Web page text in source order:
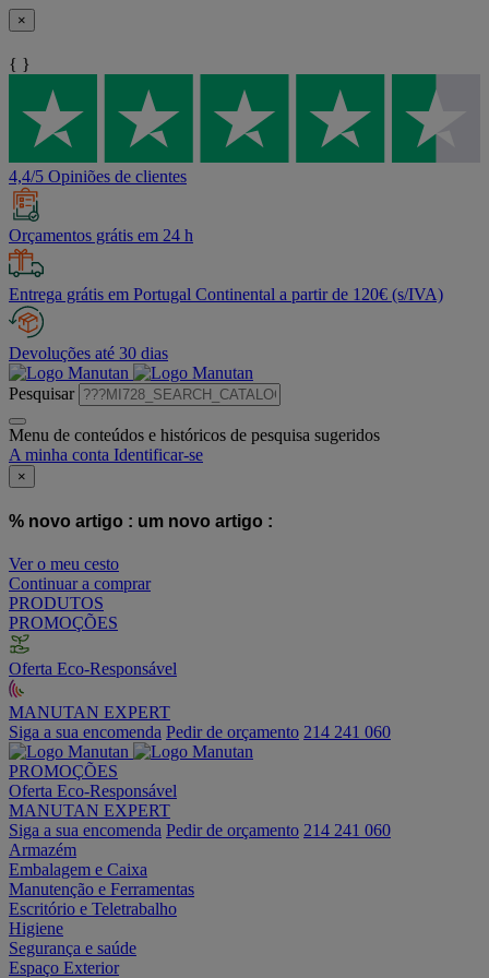
×
{ }
4,4/5 Opiniões de clientes
Orçamentos grátis em 24 h
Entrega grátis em Portugal Continental a partir de 120€ (s/IVA)
Devoluções até 30 dias
Pesquisar
Menu de conteúdos e históricos de pesquisa sugeridos
A minha conta Identificar-se
×
% novo artigo : um novo artigo :
Ver o meu cesto
Continuar a comprar
PRODUTOS
PROMOÇÕES
Oferta Eco-Responsável
MANUTAN EXPERT
Siga a sua encomenda Pedir de orçamento 214 241 060
PROMOÇÕES
Oferta Eco-Responsável
MANUTAN EXPERT
Siga a sua encomenda Pedir de orçamento 214 241 060
Armazém
Embalagem e Caixa
Manutenção e Ferramentas
Escritório e Teletrabalho
Higiene
Segurança e saúde
Espaço Exterior